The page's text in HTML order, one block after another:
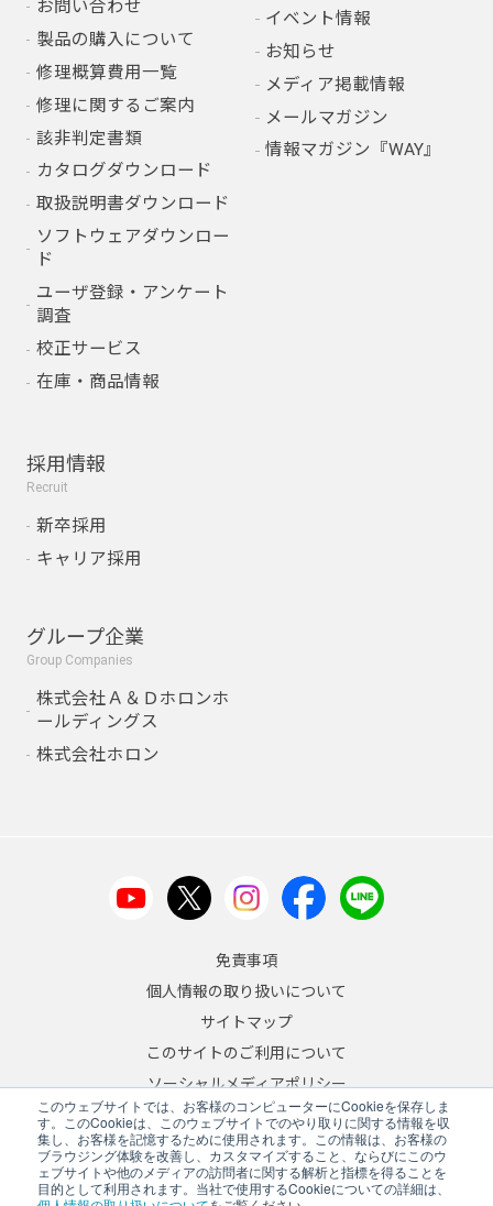
このウェブサイトでは、お客様のコンピューターにCookieを保存しま
す。このCookieは、このウェブサイトでのやり取りに関する情報を収
集し、お客様を記憶するために使用されます。この情報は、お客様の
ブラウジング体験を改善し、カスタマイズすること、ならびにこのウ
ェブサイトや他のメディアの訪問者に関する解析と指標を得ることを
目的として利用されます。当社で使用するCookieについての詳細は、
お問い合わせ
製品の購入について
修理概算費用一覧
修理に関するご案内
該非判定書類
カタログダウンロード
取扱説明書ダウンロード
ソフトウェアダウンロー
ド
ユーザ登録・アンケート
調査
校正サービス
在庫・商品情報
イベント情報
お知らせ
メディア掲載情報
メールマガジン
情報マガジン『WAY』
採用情報
Recruit
新卒採用
キャリア採用
グループ企業
Group Companies
株式会社Ａ＆Ｄホロンホ
ールディングス
株式会社ホロン
免責事項
個人情報の取り扱いについて
サイトマップ
このサイトのご利用について
ソーシャルメディアポリシー
反社会的勢力への対応について
JA/EN
Copyright © 2026 A&D Company, Limited